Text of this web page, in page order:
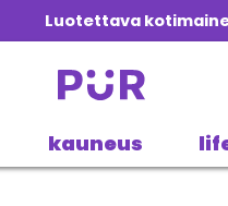
Luotettava
kauneus